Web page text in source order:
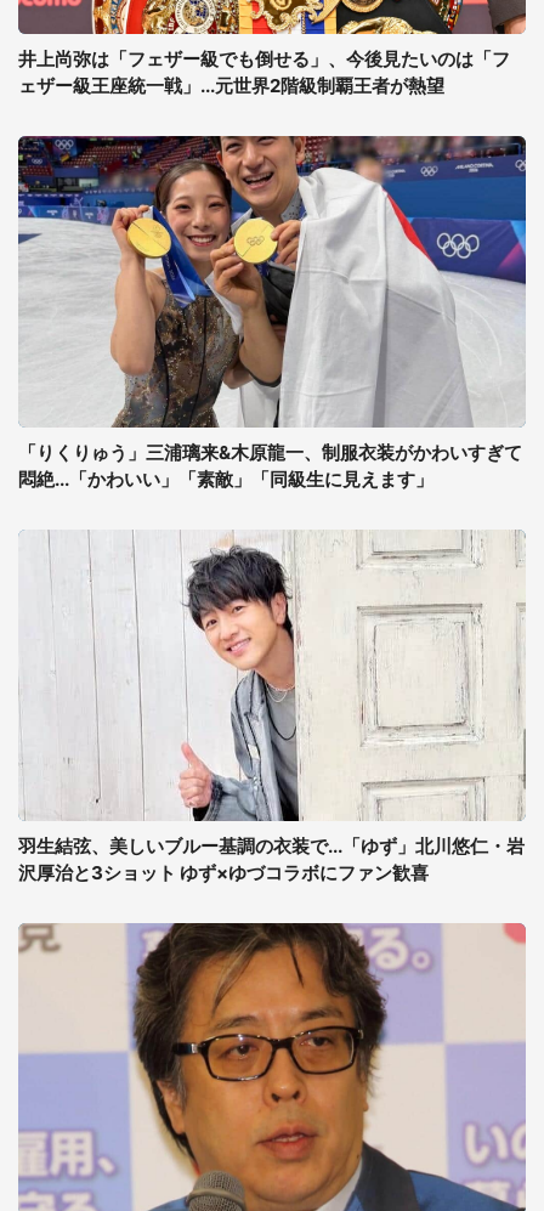
井上尚弥は「フェザー級でも倒せる」、今後見たいのは「フ
ェザー級王座統一戦」...元世界2階級制覇王者が熱望
「りくりゅう」三浦璃来&木原龍一、制服衣装がかわいすぎて
悶絶...「かわいい」「素敵」「同級生に見えます」
羽生結弦、美しいブルー基調の衣装で...「ゆず」北川悠仁・岩
沢厚治と3ショット ゆず×ゆづコラボにファン歓喜